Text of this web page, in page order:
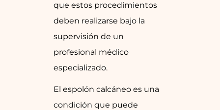
que estos procedimientos
deben realizarse bajo la
supervisión de un
profesional médico
especializado.
El espolón calcáneo es una
condición que puede